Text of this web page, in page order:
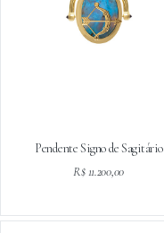
Pendente Signo de Sagitário
R$ 11.200,00